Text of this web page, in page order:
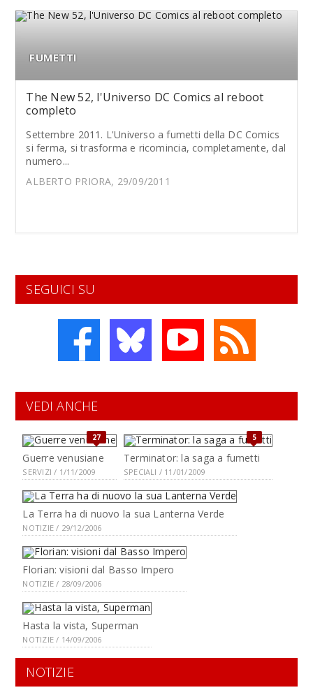
FUMETTI
The New 52, l'Universo DC Comics al reboot
completo
Settembre 2011. L'Universo a fumetti della DC Comics
si ferma, si trasforma e ricomincia, completamente, dal
numero...
ALBERTO PRIORA, 29/09/2011
SEGUICI SU
VEDI ANCHE
27
Guerre venusiane
SERVIZI / 1/11/2009
5
Terminator: la saga a fumetti
SPECIALI / 11/01/2009
La Terra ha di nuovo la sua Lanterna Verde
NOTIZIE / 29/12/2006
Florian: visioni dal Basso Impero
NOTIZIE / 28/09/2006
Hasta la vista, Superman
NOTIZIE / 14/09/2006
NOTIZIE